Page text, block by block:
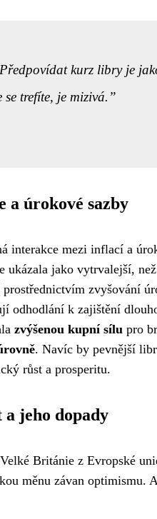
Předpovídat kurz libry je
se trefíte, je mizivá.
a úrokové sazby
interakce mezi inflací a
ukázala jako vytrvalejší,
prostřednictvím zvyšování
odhodlání k zajištění
zvýšenou kupní sílu pro
. Navíc by pevnější
růst a prosperitu.
jeho dopady
Británie z Evropské
měnu závan optimismu.